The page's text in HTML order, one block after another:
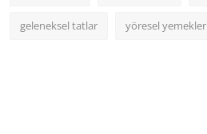
geleneksel tatlar yöresel yemekler